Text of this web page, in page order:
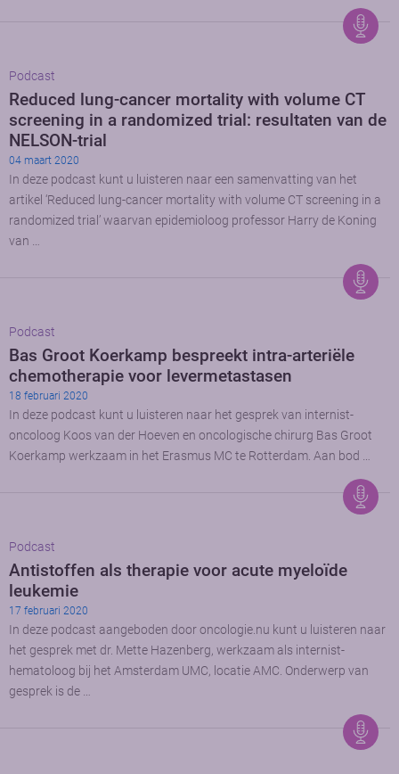
Podcast
Reduced lung-cancer mortality with volume CT
screening in a randomized trial: resultaten van de
NELSON-trial
04 maart 2020
In deze podcast kunt u luisteren naar een samenvatting van het
artikel ‘Reduced lung-cancer mortality with volume CT screening in a
randomized trial’ waarvan epidemioloog professor Harry de Koning
van …
Podcast
Bas Groot Koerkamp bespreekt intra-arteriële
chemotherapie voor levermetastasen
18 februari 2020
In deze podcast kunt u luisteren naar het gesprek van internist-
oncoloog Koos van der Hoeven en oncologische chirurg Bas Groot
Koerkamp werkzaam in het Erasmus MC te Rotterdam. Aan bod …
Podcast
Antistoffen als therapie voor acute myeloïde
leukemie
17 februari 2020
In deze podcast aangeboden door oncologie.nu kunt u luisteren naar
het gesprek met dr. Mette Hazenberg, werkzaam als internist-
hematoloog bij het Amsterdam UMC, locatie AMC. Onderwerp van
gesprek is de …